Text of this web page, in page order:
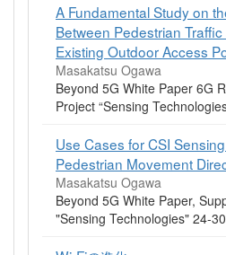
A Fundamental Study on
Between Pedestrian
Existing Outdoor Access
Masakatsu Ogawa
Beyond 5G White Paper 6G
Project “Sensing
Use Cases for CSI
Pedestrian Movement
Masakatsu Ogawa
Beyond 5G White Paper,
"Sensing Technologies" 24-